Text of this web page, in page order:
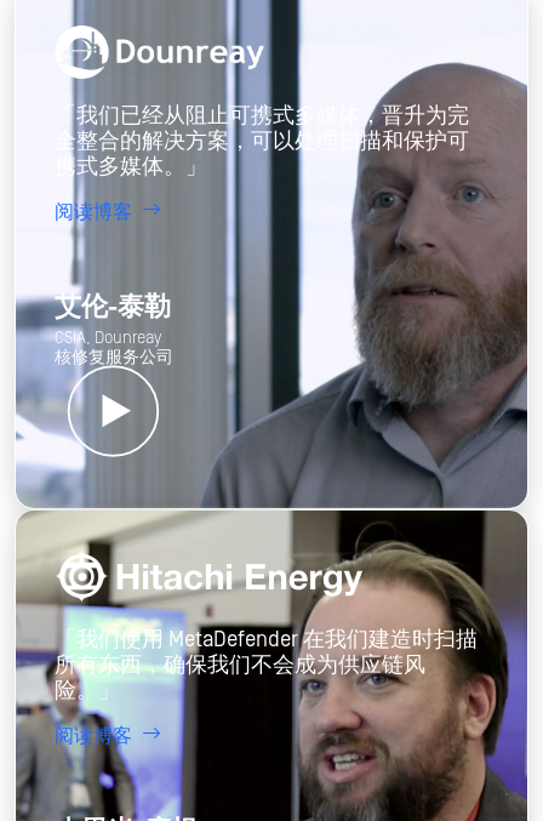
免责声明：本页面提及的第三方公司及其产品、商标和徽标仅用于识
别与OPSWAT 产品兼容的硬件和软件集成。使用任何此类名称、徽标
或产品描述并不意味着与相关商标所有者有任何隶属关系、得到其赞
助或认可。所有提及的商标、徽标、产品名称和公司名称均为其各自
所有者的财产。除非另有明确说明，否则OPSWAT 对这些第三方商标
不主张任何所有权，并否认与相关实体有任何关联或关系。
值得注意的是，并非所有USB 设备都普遍支持，对于未列出的特定设
备，建议用户联系OPSWAT 支持。
「我们已经从阻止可携式多媒体，晋升为完
全整合的解决方案，可以处理扫描和保护可
携式多媒体。」
阅读博客
艾伦-泰勒
CSIA, Dounreay
核修复服务公司